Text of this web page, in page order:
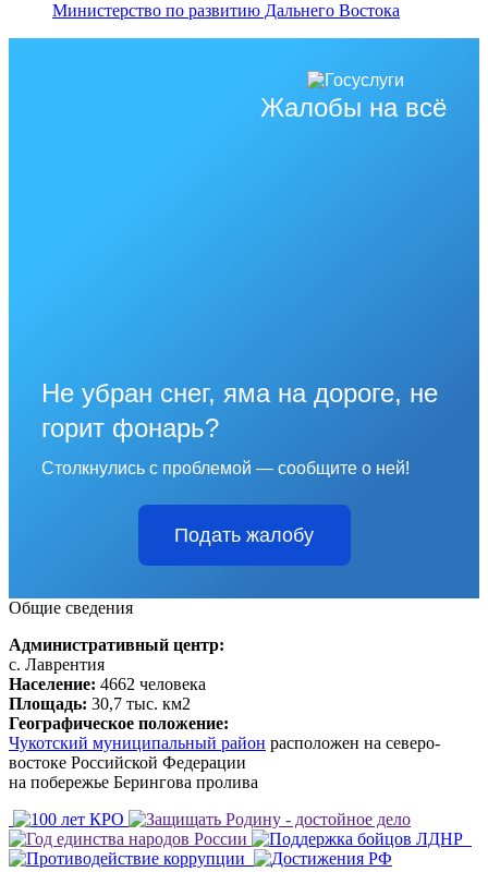
Министерство по развитию Дальнего Востока
Жалобы на всё
Не убран снег, яма на дороге, не
горит фонарь?
Столкнулись с проблемой — сообщите о ней!
Подать жалобу
Общие сведения
Административный центр:
с. Лаврентия
Население: 4662 человека
Площадь: 30,7 тыс. км2
Географическое положение:
Чукотский муниципальный район расположен на северо-
востоке Российской Федерации
на побережье Берингова пролива